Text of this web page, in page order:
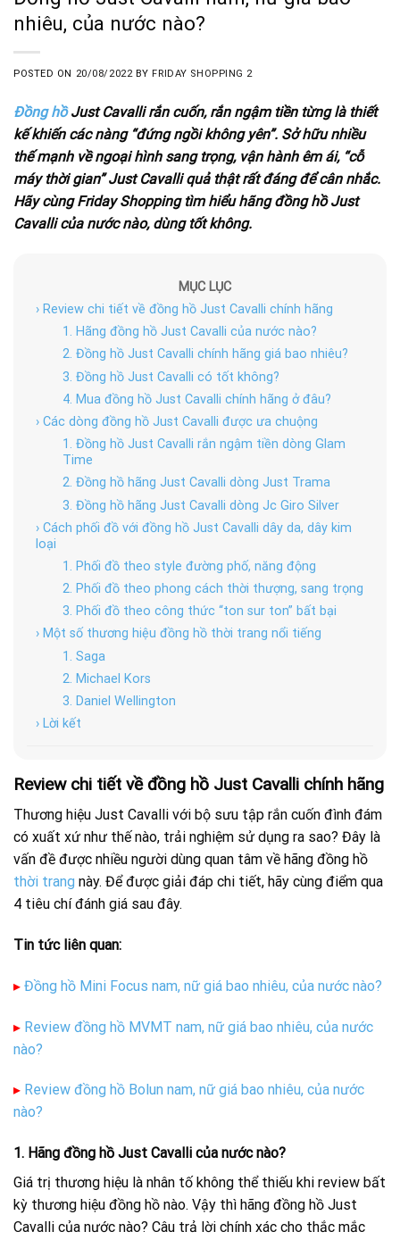
nhiêu, của nước nào?
POSTED ON 20/08/2022 BY FRIDAY SHOPPING 2
Đồng hồJust Cavalli rắn cuốn, rắn ngậm tiền từng là thiết
kế khiến các nàng “đứng ngồi không yên”. Sở hữu nhiều
thế mạnh về ngoại hình sang trọng, vận hành êm ái, “cỗ
máy thời gian” Just Cavalli quả thật rất đáng để cân nhắc.
Hãy cùng Friday Shopping tìm hiểu hãng đồng hồ Just
Cavalli của nước nào, dùng tốt không.
MỤC LỤC
› Review chi tiết về đồng hồ Just Cavalli chính hãng
1. Hãng đồng hồ Just Cavalli của nước nào?
2. Đồng hồ Just Cavalli chính hãng giá bao nhiêu?
3. Đồng hồ Just Cavalli có tốt không?
4. Mua đồng hồ Just Cavalli chính hãng ở đâu?
› Các dòng đồng hồ Just Cavalli được ưa chuộng
1. Đồng hồ Just Cavalli rắn ngậm tiền dòng Glam
Time
2. Đồng hồ hãng Just Cavalli dòng Just Trama
3. Đồng hồ hãng Just Cavalli dòng Jc Giro Silver
› Cách phối đồ với đồng hồ Just Cavalli dây da, dây kim
loại
1. Phối đồ theo style đường phố, năng động
2. Phối đồ theo phong cách thời thượng, sang trọng
3. Phối đồ theo công thức “ton sur ton” bất bại
› Một số thương hiệu đồng hồ thời trang nổi tiếng
1. Saga
2. Michael Kors
3. Daniel Wellington
› Lời kết
Review chi tiết về đồng hồ Just Cavalli chính hãng
Thương hiệu Just Cavalli với bộ sưu tập rắn cuốn đình đám
có xuất xứ như thế nào, trải nghiệm sử dụng ra sao? Đây là
vấn đề được nhiều người dùng quan tâm về hãng đồng hồ
thời trang này. Để được giải đáp chi tiết, hãy cùng điểm qua
4 tiêu chí đánh giá sau đây.
Tin tức liên quan:
▸ Đồng hồ Mini Focus nam, nữ giá bao nhiêu, của nước nào?
▸ Review đồng hồ MVMT nam, nữ giá bao nhiêu, của nước
nào?
▸ Review đồng hồ Bolun nam, nữ giá bao nhiêu, của nước
nào?
1. Hãng đồng hồ Just Cavalli của nước nào?
Giá trị thương hiệu là nhân tố không thể thiếu khi review bất
kỳ thương hiệu đồng hồ nào. Vậy thì hãng đồng hồ Just
Cavalli của nước nào? Câu trả lời chính xác cho thắc mắc